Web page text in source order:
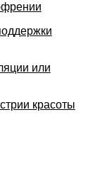
или
красоты